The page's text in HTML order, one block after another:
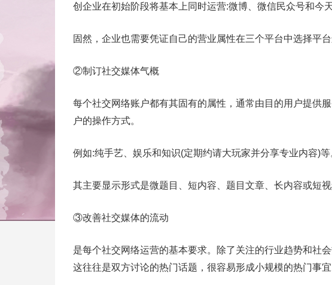
创企业在初始阶段将基本上同时运营:微博、微信民众号和今天
固然，企业也需要凭证自己的营业属性在三个平台中选择平台
②制订社交媒体气概
每个社交网络账户都有其固有的属性，通常由目的用户提供
户的操作方式。
例如:纯手艺、娱乐和知识(定期约请大玩家并分享专业内容)等
其主要显示形式是微题目、短内容、题目文章、长内容或短
③改善社交媒体的流动
是每个社交网络运营的基本要求。除了关注的行业趋势和社
这往往是双方讨论的热门话题，很容易形成小规模的热门事宜